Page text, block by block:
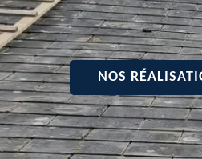
NOS